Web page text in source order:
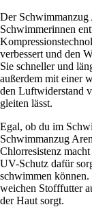
Der Schwimmanzug
Schwimmerinnen
verbessert und den
Sie schneller und
außerdem mit einer
den Luftwiderstand
gleiten lässt.
Egal, ob du im
Schwimmanzug
Chlorresistenz
UV-Schutz dafür
schwimmen
weichen Stofffutter
der Haut sorgt.